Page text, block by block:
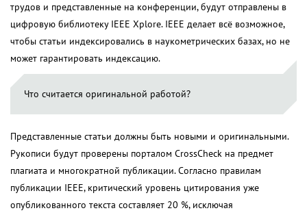
трудов и представленные на конференции, будут отправлены в
цифровую библиотеку IEEE Xplore. IEEE делает всё возможное,
чтобы статьи индексировались в наукометрических базах, но не
может гарантировать индексацию.
Что считается оригинальной работой?
Представленные статьи должны быть новыми и оригинальными.
Рукописи будут проверены порталом CrossCheck на предмет
плагиата и многократной публикации. Согласно правилам
публикации IEEE, критический уровень цитирования уже
опубликованного текста составляет 20 %, исключая